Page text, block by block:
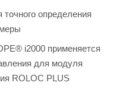
определения
i2000 применяется
для модуля
ROLOC PLUS